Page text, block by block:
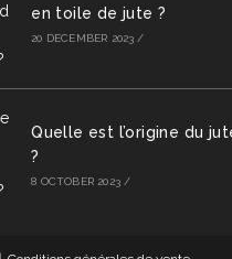
en toile de jute ?
20 DECEMBER 2023 /
Quelle est l’origine du
?
8 OCTOBER 2023 /